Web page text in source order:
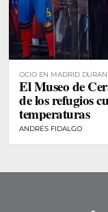
OCIO EN MADRID
El Museo de
de los refugios
temperaturas
ANDRÉS FIDALGO